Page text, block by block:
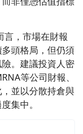
言，市場在財報
頭格局，但仍須
。建議投資人密
等公司財報、
並以分散持倉與
集中。